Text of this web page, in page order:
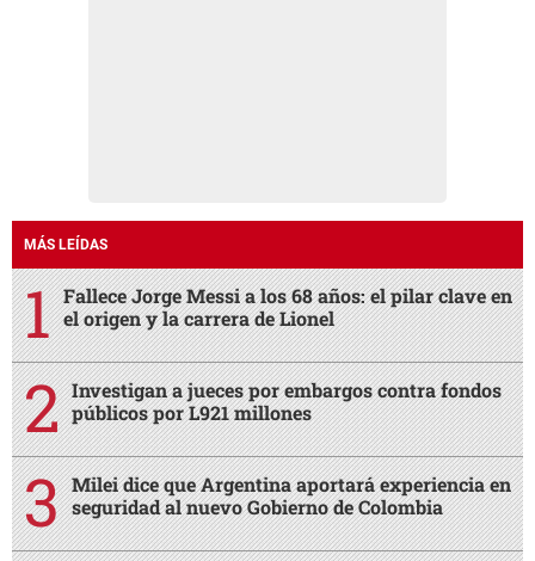
MÁS LEÍDAS
Fallece Jorge Messi a los 68 años: el pilar clave en
el origen y la carrera de Lionel
Investigan a jueces por embargos contra fondos
públicos por L921 millones
Milei dice que Argentina aportará experiencia en
seguridad al nuevo Gobierno de Colombia